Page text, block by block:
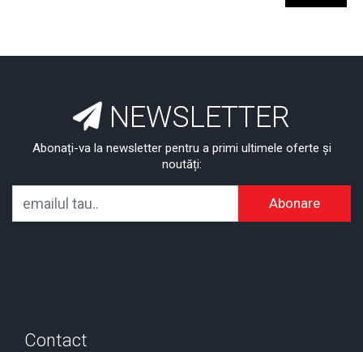
NEWSLETTER
Abonați-va la newsletter pentru a primi ultimele oferte și
noutăți:
Abonare
Contact